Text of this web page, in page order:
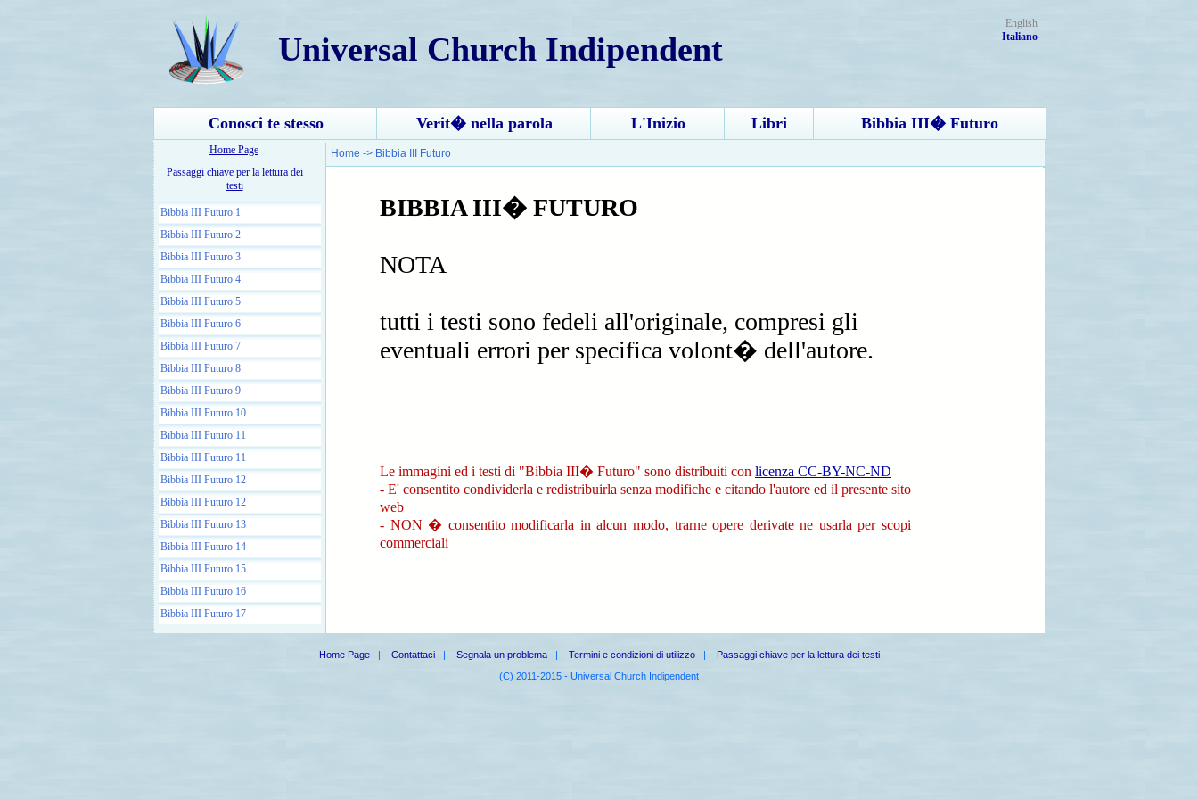
Universal Church Indipendent
English
Italiano
Conosci te stesso Verit� nella parola L'Inizio Libri Bibbia III� Futuro
Home Page
Passaggi chiave per la lettura dei
testi
Bibbia III Futuro 1
Bibbia III Futuro 2
Bibbia III Futuro 3
Bibbia III Futuro 4
Bibbia III Futuro 5
Bibbia III Futuro 6
Bibbia III Futuro 7
Bibbia III Futuro 8
Bibbia III Futuro 9
Bibbia III Futuro 10
Bibbia III Futuro 11
Bibbia III Futuro 11
Bibbia III Futuro 12
Bibbia III Futuro 12
Bibbia III Futuro 13
Bibbia III Futuro 14
Bibbia III Futuro 15
Bibbia III Futuro 16
Bibbia III Futuro 17
Home -> Bibbia III Futuro
BIBBIA III� FUTURO
NOTA
tutti i testi sono fedeli all'originale, compresi gli
eventuali errori per specifica volont� dell'autore.
Le immagini ed i testi di "Bibbia III� Futuro" sono distribuiti con licenza CC-BY-NC-ND
- E' consentito condividerla e redistribuirla senza modifiche e citando l'autore ed il presente sito
web
- NON � consentito modificarla in alcun modo, trarne opere derivate ne usarla per scopi
commerciali
Home Page | Contattaci | Segnala un problema | Termini e condizioni di utilizzo |
Passaggi chiave per la lettura dei testi
(C) 2011-2015 - Universal Church Indipendent